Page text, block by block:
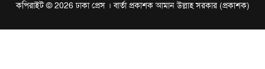
কপিরাইট © 2026 ঢাকা প্রেস । বার্তা প্রকাশক আমান উল্লাহ সরকার (প্রকাশক)